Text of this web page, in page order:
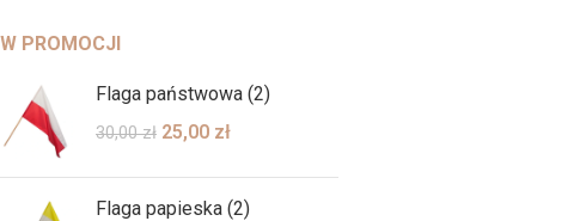
W PROMOCJI
Flaga państwowa (2)
30,00zł 25,00 zł
Flaga papieska (2)